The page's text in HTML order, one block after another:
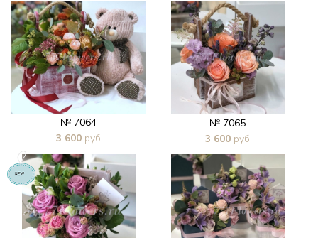
В 1 клик
В 1 клик
№ 7064
3 600 руб
В 1 клик
№ 7065
3 600 руб
В 1 клик